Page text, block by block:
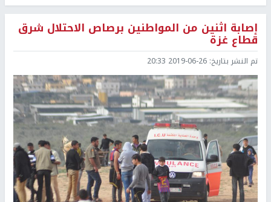
إصابة اثنين من المواطنين برصاص الاحتلال شرق
قطاع غزة
تم النشر بتاريخ: 2019-06-26 20:33